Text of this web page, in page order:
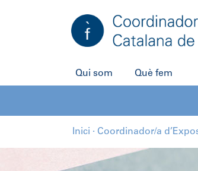
Qui som Què fem
Inici · Coordinador/a